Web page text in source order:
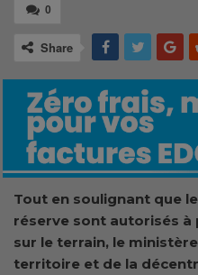
0
Share
Tout en soulignant que
réserve sont autorisés
sur le terrain, le
territoire et de la